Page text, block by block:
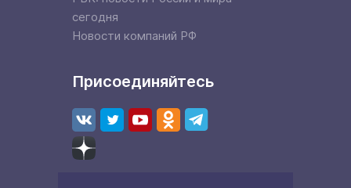
сегодня
Новости компаний РФ
Присоединяйтесь